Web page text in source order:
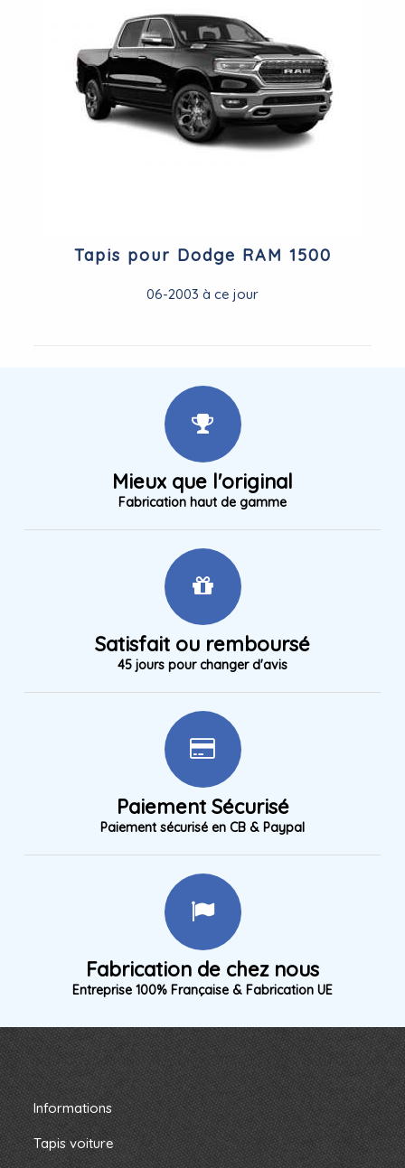
Tapis pour Dodge RAM 1500
06-2003 à ce jour
Mieux que l'original
Fabrication haut de gamme
Satisfait ou remboursé
45 jours pour changer d'avis
Paiement Sécurisé
Paiement sécurisé en CB & Paypal
Fabrication de chez nous
Entreprise 100% Française & Fabrication UE
Informations
Tapis voiture